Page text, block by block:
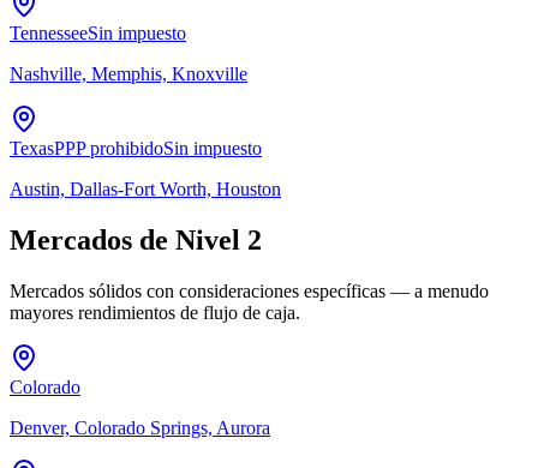
TennesseeSin impuesto
Nashville, Memphis, Knoxville
TexasPPP prohibidoSin impuesto
Austin, Dallas-Fort Worth, Houston
Mercados de Nivel 2
Mercados sólidos con consideraciones específicas — a menudo
mayores rendimientos de flujo de caja.
Colorado
Denver, Colorado Springs, Aurora